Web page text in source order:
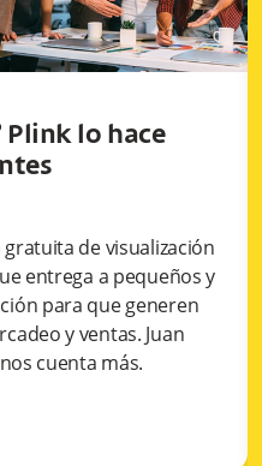
Plink lo hace
de visualización
entrega a pequeños y
para que generen
y ventas. Juan
cuenta más.